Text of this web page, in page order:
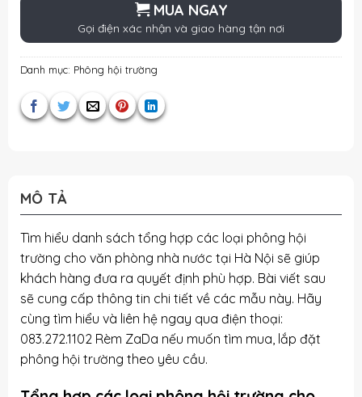
MUA NGAY
Gọi điện xác nhận và giao hàng tận nơi
Danh mục: Phông hội trường
MÔ TẢ
Tìm hiểu danh sách tổng hợp các loại phông hội
trường cho văn phòng nhà nước tại Hà Nội sẽ giúp
khách hàng đưa ra quyết định phù hợp. Bài viết sau
sẽ cung cấp thông tin chi tiết về các mẫu này. Hãy
cùng tìm hiểu và liên hệ ngay qua điện thoại:
083.272.1102 Rèm ZaDa nếu muốn tìm mua, lắp đặt
phông hội trường theo yêu cầu.